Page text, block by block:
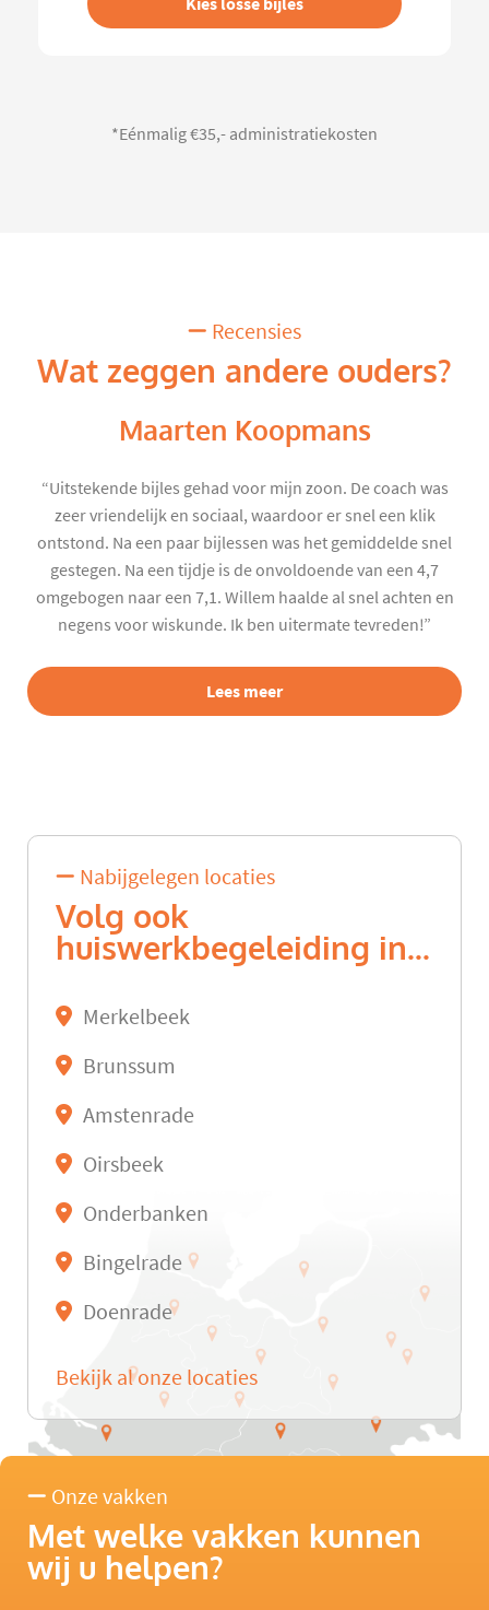
*Eénmalig €35,- administratiekosten
Recensies
Wat zeggen andere ouders?
Maarten Koopmans
“Uitstekende bijles gehad voor mijn zoon. De coach was
zeer vriendelijk en sociaal, waardoor er snel een klik
ontstond. Na een paar bijlessen was het gemiddelde snel
gestegen. Na een tijdje is de onvoldoende van een 4,7
omgebogen naar een 7,1. Willem haalde al snel achten en
negens voor wiskunde. Ik ben uitermate tevreden!”
Lees meer
Nabijgelegen locaties
Volg ook
huiswerkbegeleiding in...
Merkelbeek
Brunssum
Amstenrade
Oirsbeek
Onderbanken
Bingelrade
Doenrade
Bekijk al onze locaties
Onze vakken
Met welke vakken kunnen
wij u helpen?